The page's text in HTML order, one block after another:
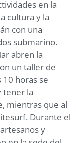
en la
cultura y la
con una
submarino.
abren la
un taller de
10 horas se
tener la
mientras que al
Durante el
y